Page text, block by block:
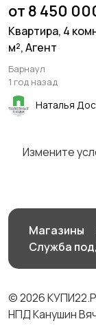
от 8 450
Квартира, 4
м², Агент
Барнаул
1 год назад
Измените
Магазины
Служба
© 2026
НПД Канушин